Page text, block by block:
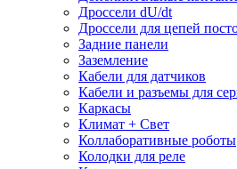
Дроссели dU/dt
Дроссели для цепей
Задние панели
Заземление
Кабели для датчиков
Кабели и разъемы для
Каркасы
Климат + Свет
Коллаборативные роботы
Колодки для реле